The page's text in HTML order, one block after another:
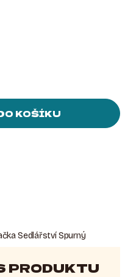
KOŠÍKU
Sedlářství Spurný
PRODUKTU